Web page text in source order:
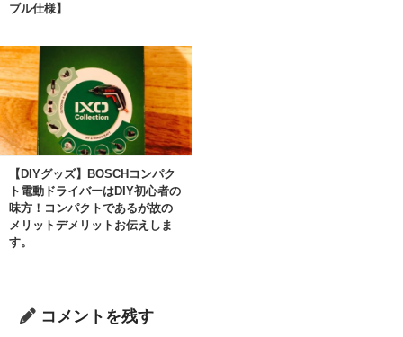
ブル仕様】
【DIYグッズ】BOSCHコンパク
ト電動ドライバーはDIY初心者の
味方！コンパクトであるが故の
メリットデメリットお伝えしま
す。
コメントを残す